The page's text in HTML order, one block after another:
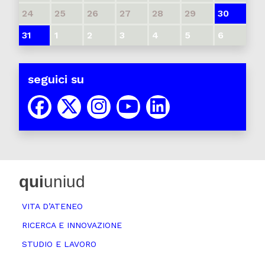
24
25 26 27 28 29
30
31
1 2 3 4 5 6
seguici su
quiuniud
VITA D’ATENEO
RICERCA E INNOVAZIONE
STUDIO E LAVORO